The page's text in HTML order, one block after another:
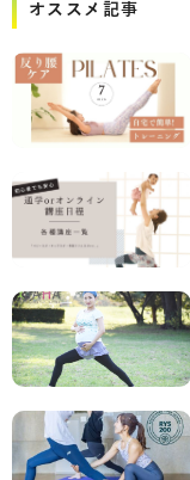
オススメ記事